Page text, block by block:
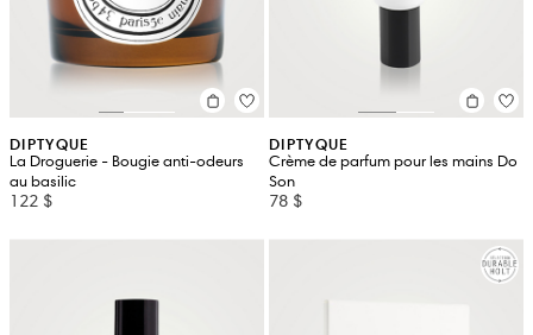
DIPTYQUE
La Droguerie - Bougie anti-odeurs
au basilic
122 $
DIPTYQUE
Crème de parfum pour les mains Do
Son
78 $